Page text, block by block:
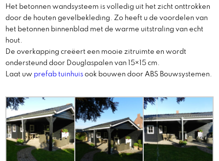
Het betonnen wandsysteem is volledig uit het zicht onttrokken
door de houten gevelbekleding. Zo heeft u de voordelen van
het betonnen binnenblad met de warme uitstraling van echt
hout.
De overkapping creëert een mooie zitruimte en wordt
ondersteund door Douglaspalen van 15×15 cm.
Laat uw prefab tuinhuis ook bouwen door ABS Bouwsystemen.